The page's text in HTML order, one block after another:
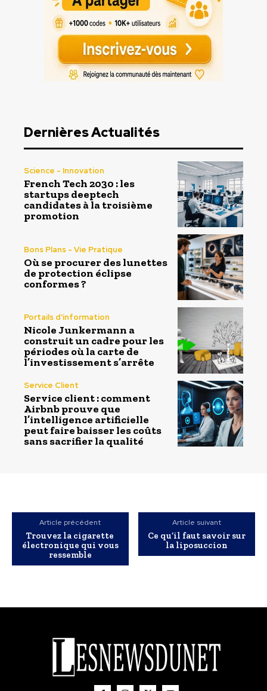
Dernières Actualités
Science - Innovation
French Tech 2030 : les
startups deeptech
candidates à la troisième
promotion
Bons Plans - Vie Pratique
Où se procurer des lunettes
de protection éclipse
conformes ?
Portails d'information
Nicole Junkermann a
construit un cadre pour les
périodes où la carte de
l’investissement s’arrête
Service Client
Service client : comment
Airbnb prouve que
l’intelligence artificielle
peut faire baisser les coûts
sans sacrifier la qualité
Article précédent
Trouvez la cigarette
électronique qui vous
ressemble
Article suivant
Ce qu’il faut savoir sur
la liposuccion